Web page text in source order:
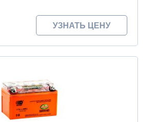
УЗНАТЬ ЦЕНУ